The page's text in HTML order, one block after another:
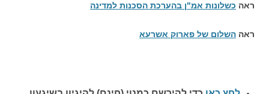
ראה כשלונות אמ"ן בהערכת הסכנות למדינה
ראה השלום של פארוק אשרעא